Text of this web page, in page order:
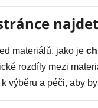
materiálů, jako je
rozdíly mezi
k výběru a péči, aby